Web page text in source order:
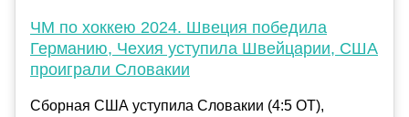
ЧМ по хоккею 2024. Швеция победила
Германию, Чехия уступила Швейцарии, США
проиграли Словакии
Сборная США уступила Словакии (4:5 ОТ),